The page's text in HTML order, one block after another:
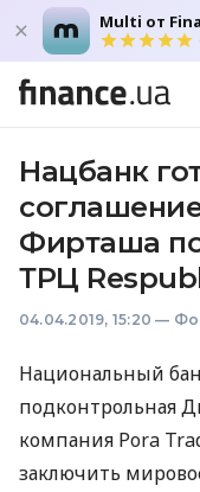
Multi от
Нацбанк
Фирташа
ТРЦ
04.04.2019, 15:20 —
Национальный
подконтрольная
компания Pora
заключить